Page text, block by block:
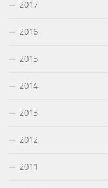
2017
2016
2015
2014
2013
2012
2011